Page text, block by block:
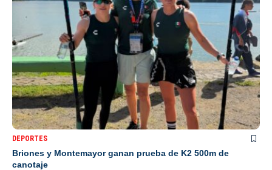
DEPORTES
Briones y Montemayor ganan prueba de K2 500m de
canotaje